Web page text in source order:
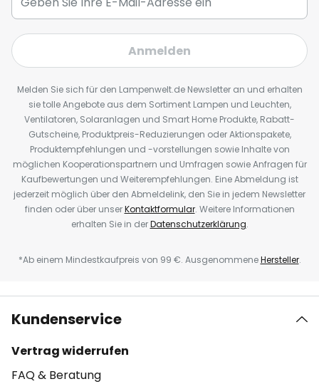
Anmelden
Melden Sie sich für den Lampenwelt.de Newsletter an und erhalten
sie tolle Angebote aus dem Sortiment Lampen und Leuchten,
Ventilatoren, Solaranlagen und Smart Home Produkte, Rabatt-
Gutscheine, Produktpreis-Reduzierungen oder Aktionspakete,
Produktempfehlungen und -vorstellungen sowie Inhalte von
möglichen Kooperationspartnern und Umfragen sowie Anfragen für
Kaufbewertungen und Weiterempfehlungen. Eine Abmeldung ist
jederzeit möglich über den Abmeldelink, den Sie in jedem Newsletter
finden oder über unserKontaktformular. Weitere Informationen
erhalten Sie in derDatenschutzerklärung.
*Ab einem Mindestkaufpreis von 99 €. AusgenommeneHersteller.
Kundenservice
Vertrag widerrufen
FAQ & Beratung